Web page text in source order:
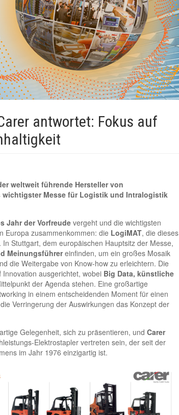
antwortet: Fokus auf
weltweit führende Hersteller von
wichtigster Messe für Logistik und Intralogistik
Jahr der Vorfreude vergeht und die wichtigsten
Europa zusammenkommen: die LogiMAT, die dieses
In Stuttgart, dem europäischen Hauptsitz der Messe,
Meinungsführereinfinden, um ein großes Mosaik
die Weitergabe von Know-how zu erleichtern. Die
ausgerichtet, wobei Big Data, künstliche
der Agenda stehen. Eine großartige
in einem entscheidenden Moment für einen
Verringerung der Auswirkungen das Konzept der
Gelegenheit, sich zu präsentieren, und Carer
Elektrostapler vertreten sein, der seit der
im Jahr 1976 einzigartig ist.